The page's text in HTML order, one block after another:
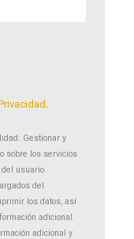
Gestionar y
sobre los servicios
usuario.
del
los datos, así
adicional.
adicional y